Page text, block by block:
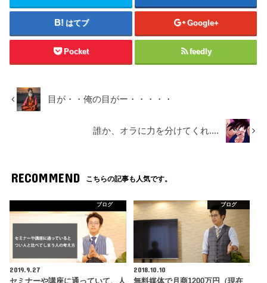
はてブ Google+
Pocket feedly
目が・・俺の目がー・・・・・
誰か、オラに力を分けてくれ....
RECOMMEND こちらの記事も人気です。
ブログ
2019.9.27
ブログ
2018.10.10